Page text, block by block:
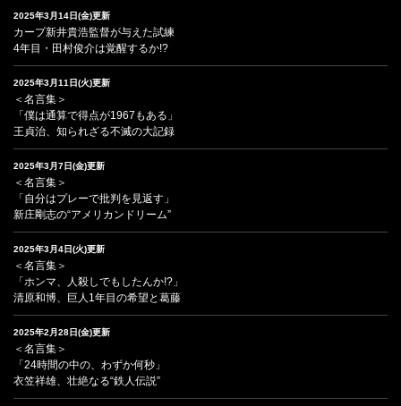
2025年3月14日(金)更新
カープ新井貴浩監督が与えた試練
4年目・田村俊介は覚醒するか!?
2025年3月11日(火)更新
＜名言集＞
「僕は通算で得点が1967もある」
王貞治、知られざる不滅の大記録
2025年3月7日(金)更新
＜名言集＞
「自分はプレーで批判を見返す」
新庄剛志の“アメリカンドリーム”
2025年3月4日(火)更新
＜名言集＞
「ホンマ、人殺しでもしたんか!?」
清原和博、巨人1年目の希望と葛藤
2025年2月28日(金)更新
＜名言集＞
「24時間の中の、わずか何秒」
衣笠祥雄、壮絶なる“鉄人伝説”